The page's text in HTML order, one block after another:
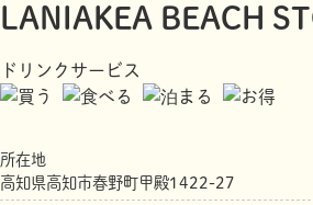
LANIAKEA BEACH
ドリンクサービス
所在地
高知県高知市春野町甲殿1422-27